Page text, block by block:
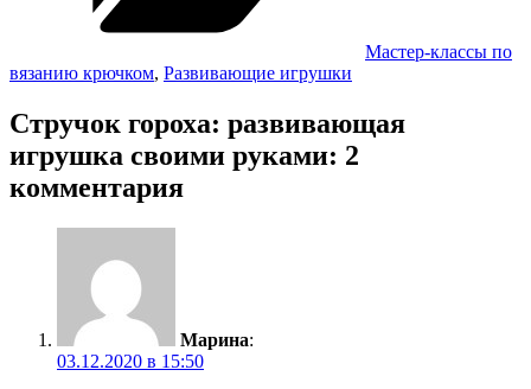
Мастер-классы по
вязанию крючком, Развивающие игрушки
Стручок гороха: pазвивающая
игрушка своими руками: 2
комментария
Марина:
03.12.2020 в 15:50